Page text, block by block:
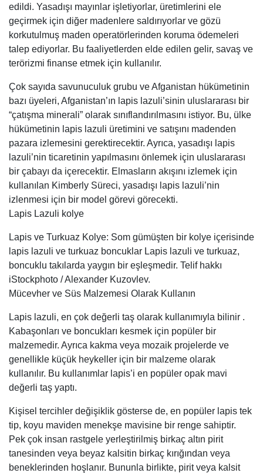
edildi. Yasadışı mayınlar işletiyorlar, üretimlerini ele
geçirmek için diğer madenlere saldırıyorlar ve gözü
korkutulmuş maden operatörlerinden koruma ödemeleri
talep ediyorlar. Bu faaliyetlerden elde edilen gelir, savaş ve
terörizmi finanse etmek için kullanılır.
Çok sayıda savunuculuk grubu ve Afganistan hükümetinin
bazı üyeleri, Afganistan’ın lapis lazuli’sinin uluslararası bir
“çatışma minerali” olarak sınıflandırılmasını istiyor. Bu, ülke
hükümetinin lapis lazuli üretimini ve satışını madenden
pazara izlemesini gerektirecektir. Ayrıca, yasadışı lapis
lazuli’nin ticaretinin yapılmasını önlemek için uluslararası
bir çabayı da içerecektir. Elmasların akışını izlemek için
kullanılan Kimberly Süreci, yasadışı lapis lazuli’nin
izlenmesi için bir model görevi görecekti.
Lapis Lazuli kolye
Lapis ve Turkuaz Kolye: Som gümüşten bir kolye içerisinde
lapis lazuli ve turkuaz boncuklar Lapis lazuli ve turkuaz,
boncuklu takılarda yaygın bir eşleşmedir. Telif hakkı
iStockphoto / Alexander Kuzovlev.
Mücevher ve Süs Malzemesi Olarak Kullanın
Lapis lazuli, en çok değerli taş olarak kullanımıyla bilinir .
Kabaşonları ve boncukları kesmek için popüler bir
malzemedir. Ayrıca kakma veya mozaik projelerde ve
genellikle küçük heykeller için bir malzeme olarak
kullanılır. Bu kullanımlar lapis’i en popüler opak mavi
değerli taş yaptı.
Kişisel tercihler değişiklik gösterse de, en popüler lapis tek
tip, koyu maviden menekşe mavisine bir renge sahiptir.
Pek çok insan rastgele yerleştirilmiş birkaç altın pirit
tanesinden veya beyaz kalsitin birkaç kırığından veya
beneklerinden hoşlanır. Bununla birlikte, pirit veya kalsit